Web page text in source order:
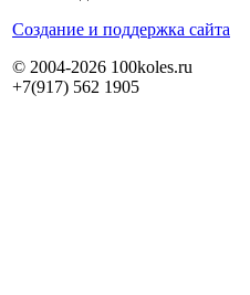
Cоздание и поддержка сайта
© 2004-2026 100koles.ru
+7(917) 562 1905